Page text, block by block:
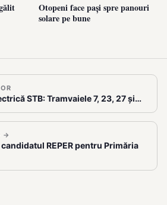
Otopeni face pași spre panouri
solare pe bune
STB: Tramvaiele 7, 23, 27 și…
→
REPER pentru Primăria